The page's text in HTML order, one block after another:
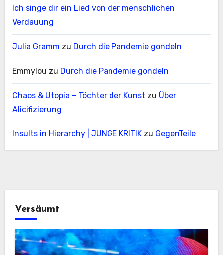
Ich singe dir ein Lied von der menschlichen
Verdauung
Julia Gramm zu Durch die Pandemie gondeln
Emmylou zu Durch die Pandemie gondeln
Chaos & Utopia – Töchter der Kunst zu Über
Alicifizierung
Insults in Hierarchy | JUNGE KRITIKzu GegenTeile
Versäumt